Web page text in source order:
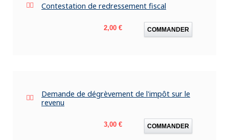
Contestation de redressement fiscal
Prix
2,00 € COMMANDER
Demande de dégrèvement de l'impôt sur le
revenu
Prix
3,00 € COMMANDER